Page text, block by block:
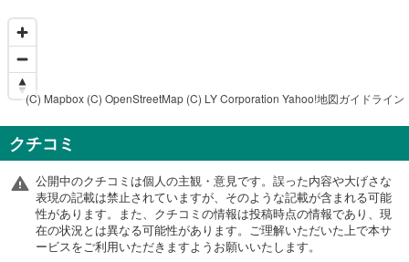
(C) Mapbox (C) OpenStreetMap (C) LY Corporation Yahoo!地図ガイドライン
クチコミ
公開中のクチコミは個人の主観・意見です。誤った内容や大げさな
表現の記載は禁止されていますが、そのような記載が含まれる可能
性があります。また、クチコミの情報は投稿時点の情報であり、現
在の状況とは異なる可能性があります。ご理解いただいた上で本サ
ービスをご利用いただきますようお願いいたします。